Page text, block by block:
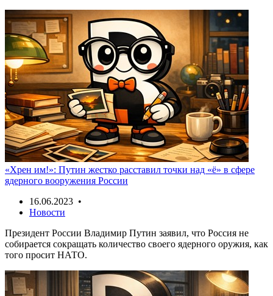
«Хрен им!»: Путин жестко расставил точки над «ё» в сфере
ядерного вооружения России
16.06.2023 •
Новости
Президент России Владимир Путин заявил, что Россия не
собирается сокращать количество своего ядерного оружия, как
того просит НАТО.